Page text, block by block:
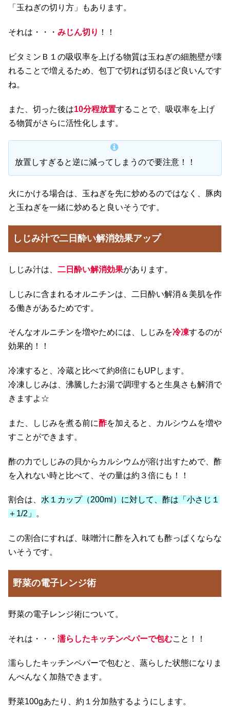
「玉ねぎの切り方」もあります。
それは・・・ みじん切り ！！
ビタミンＢ１の吸収率を上げる物質は玉ねぎの細胞壁が壊
れることで増えるため、包丁で切れば切るほど良いんです
ね。
また、切った後は10分程放置することで、吸収率を上げ
る物質がさらに活性化します。
放置しすぎると逆に減ってしまうので要注意！！
火にかける場合は、玉ねぎを先に炒めるのではなく、豚肉
と玉ねぎを一緒に炒めると良いそうです。
しじみ汁で二日酔い解消効果アップ
しじみ汁は、 二日酔い解消効果があります。
しじみに含まれるオルニチンは、二日酔い解消＆美肌を作
る働きがあるためです。
そんなオルニチンを増やためには、しじみを冷凍するのが
効果的！！
冷凍すると、冷蔵と比べて約8倍にもUPします。
冷凍しじみは、沸騰したお湯で調理すると生臭さも解消で
きますよ☆
また、しじみを煮る前に酢を加えると、カルシウムを増や
すことができます。
酢の力でしじみの貝からカルシウムが溶け出すためで、酢
を入れない時と比べて、その量は約３倍にも！！
割合は、 水１カップ（200ml）に対して、酢は「小さじ１
＋1/2」 。
この割合にすれば、味噌汁に酢を入れても酢っぱくならな
いそうです。
野菜の電子レンジ術
野菜の電子レンジ術について。
それは・・・ 濡らしたキッチンペパーで包むこと！！
濡らしたキッチンペパーで包むと、蒸らした状態になりま
んべんなく加熱できます。
野菜100gあたり、約１分加熱するようにします。